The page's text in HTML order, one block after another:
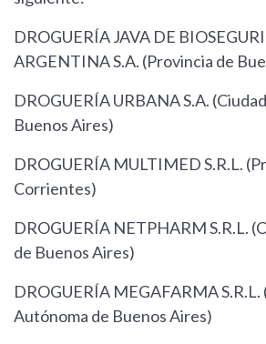
DROGUERÍA JAVA DE
ARGENTINA S.A. (Provincia de
DROGUERÍA URBANA S.A.
Buenos Aires)
DROGUERÍA MULTIMED S.R.L.
Corrientes)
DROGUERÍA NETPHARM S.R.L.
de Buenos Aires)
DROGUERÍA MEGAFARMA S.R.L.
Autónoma de Buenos Aires)